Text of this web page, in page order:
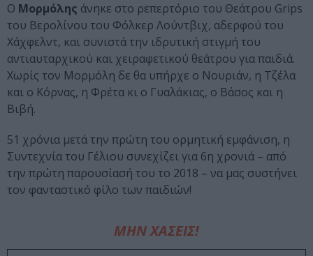
Ο Μορμόλης άνηκε στο ρεπερτόριο του Θεάτρου Grips
του Βερολίνου του Φόλκερ Λούντβιχ, αδερφού του
Χάχφελντ, και συνιστά την ιδρυτική στιγμή του
αντιαυταρχικού και χειραφετικού θεάτρου για παιδιά.
Χωρίς τον Μορμόλη δε θα υπήρχε ο Νουριάν, η Τζέλα
και ο Κόρνας, η Φρέτα κι ο Γυαλάκιας, ο Βάσος και η
Βιβή.
51 χρόνια μετά την πρώτη του ορμητική εμφάνιση, η
Συντεχνία του Γέλιου συνεχίζει για 6η χρονιά – από
την πρώτη παρουσίασή του το 2018 – να μας συστήνει
τον φανταστικό φίλο των παιδιών!
ΜΗΝ ΧΑΣΕΙΣ!